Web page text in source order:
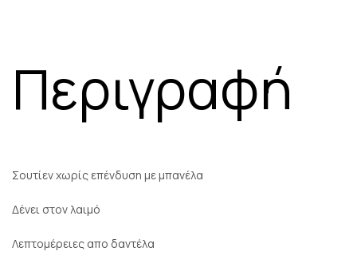
Περιγραφή
Σουτίεν χωρίς επένδυση με μπανέλα
Δένει στον λαιμό
Λεπτομέρειες απο δαντέλα